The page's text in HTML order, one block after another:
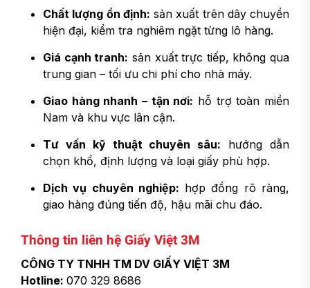
Chất lượng ổn định: sản xuất trên dây chuyền
hiện đại, kiểm tra nghiêm ngặt từng lô hàng.
Giá cạnh tranh: sản xuất trực tiếp, không qua
trung gian – tối ưu chi phí cho nhà máy.
Giao hàng nhanh – tận nơi: hỗ trợ toàn miền
Nam và khu vực lân cận.
Tư vấn kỹ thuật chuyên sâu: hướng dẫn
chọn khổ, định lượng và loại giấy phù hợp.
Dịch vụ chuyên nghiệp: hợp đồng rõ ràng,
giao hàng đúng tiến độ, hậu mãi chu đáo.
Thông tin liên hệ Giấy Việt 3M
CÔNG TY TNHH TM DV GIẤY VIỆT 3M
Hotline: 070 329 8686